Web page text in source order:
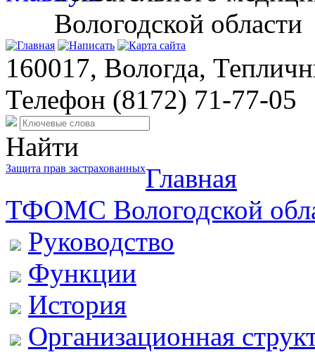
Вологодской области
160017, Вологда,
Телефон (8172) 71-77-05
Найти
Защита прав застрахованныхГлавная
ТФОМС Вологодской
Руководство
Функции
История
Организационная